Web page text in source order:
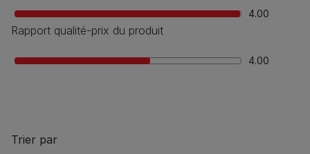
4.00
Rapport qualité-prix du produit
4.00
Trier par